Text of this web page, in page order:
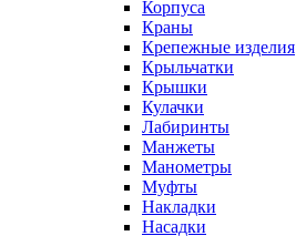
Корпуса
Краны
Крепежные изделия
Крыльчатки
Крышки
Кулачки
Лабиринты
Манжеты
Манометры
Муфты
Накладки
Насадки